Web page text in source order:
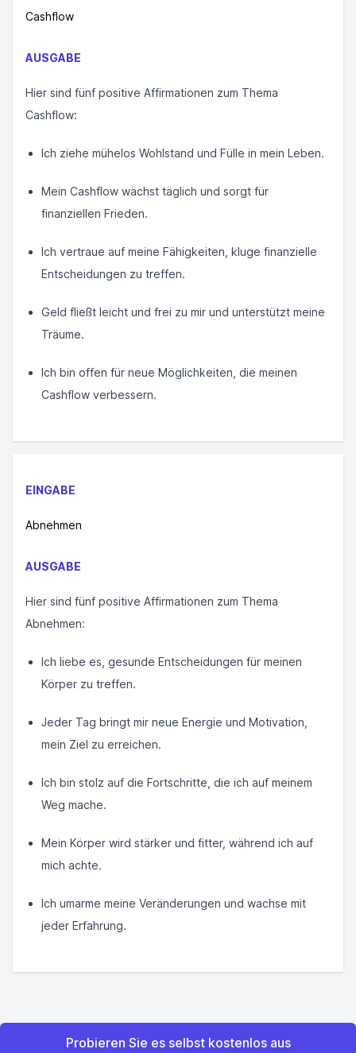
Cashflow
AUSGABE
Hier sind fünf positive Affirmationen zum Thema
Cashflow:
Ich ziehe mühelos Wohlstand und Fülle in mein Leben.
Mein Cashflow wächst täglich und sorgt für
finanziellen Frieden.
Ich vertraue auf meine Fähigkeiten, kluge finanzielle
Entscheidungen zu treffen.
Geld fließt leicht und frei zu mir und unterstützt meine
Träume.
Ich bin offen für neue Möglichkeiten, die meinen
Cashflow verbessern.
EINGABE
Abnehmen
AUSGABE
Hier sind fünf positive Affirmationen zum Thema
Abnehmen:
Ich liebe es, gesunde Entscheidungen für meinen
Körper zu treffen.
Jeder Tag bringt mir neue Energie und Motivation,
mein Ziel zu erreichen.
Ich bin stolz auf die Fortschritte, die ich auf meinem
Weg mache.
Mein Körper wird stärker und fitter, während ich auf
mich achte.
Ich umarme meine Veränderungen und wachse mit
jeder Erfahrung.
Probieren Sie es selbst kostenlos aus